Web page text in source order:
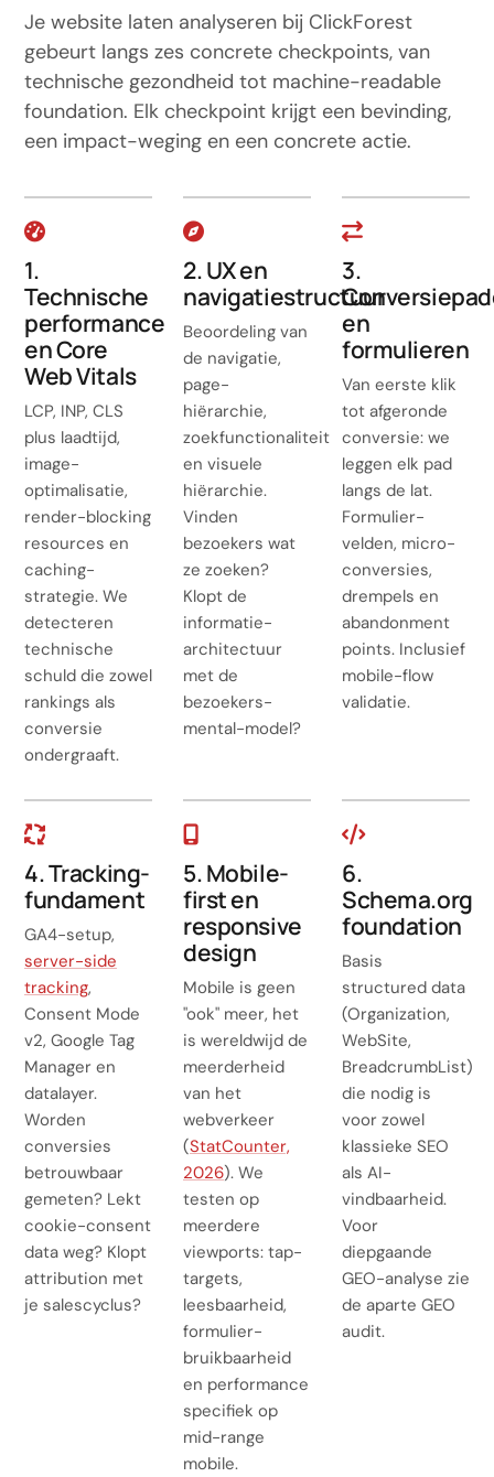
Je website laten analyseren bij ClickForest
gebeurt langs zes concrete checkpoints, van
technische gezondheid tot machine-readable
foundation. Elk checkpoint krijgt een bevinding,
een impact-weging en een concrete actie.
1.
Technische
performance
en Core
Web Vitals
LCP, INP, CLS
plus laadtijd,
image-
optimalisatie,
render-blocking
resources en
caching-
strategie. We
detecteren
technische
schuld die zowel
rankings als
conversie
ondergraaft.
2. UX en
navigatiestructuur
Beoordeling van
de navigatie,
page-
hiërarchie,
zoekfunctionaliteit
en visuele
hiërarchie.
Vinden
bezoekers wat
ze zoeken?
Klopt de
informatie-
architectuur
met de
bezoekers-
mental-model?
3.
en
formulieren
Van eerste klik
tot afgeronde
conversie: we
leggen elk pad
langs de lat.
Formulier-
velden, micro-
conversies,
drempels en
abandonment
points. Inclusief
mobile-flow
validatie.
4. Tracking-
fundament
GA4-setup,
server-side
tracking,
Consent Mode
v2, Google Tag
Manager en
datalayer.
Worden
conversies
betrouwbaar
gemeten? Lekt
cookie-consent
data weg? Klopt
attribution met
je salescyclus?
5. Mobile-
first en
responsive
design
Mobile is geen
"ook" meer, het
is wereldwijd de
meerderheid
van het
webverkeer
(StatCounter,
2026). We
testen op
meerdere
viewports: tap-
targets,
leesbaarheid,
formulier-
bruikbaarheid
en performance
specifiek op
mid-range
mobile.
6.
Schema.org
foundation
Basis
structured data
(Organization,
WebSite,
BreadcrumbList)
die nodig is
voor zowel
klassieke SEO
als AI-
vindbaarheid.
Voor
diepgaande
GEO-analyse zie
de aparte GEO
audit.